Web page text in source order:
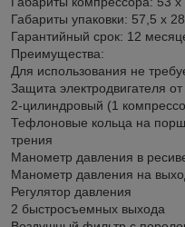
Габариты упаковки: 57,5 x
Гарантийный срок: 12
Преимущества:
Для использования не
Защита электродвигателя от
2-цилиндровый (1
Тефлоновые кольца на
трения
Манометр давления в
Манометр давления на
Регулятор давления
2 быстросъемных выхода